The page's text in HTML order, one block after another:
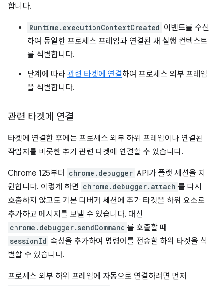
합니다.
Runtime.executionContextCreated 이벤트를 수신
하여 동일한 프로세스 프레임과 연결된 새 실행 컨텍스트
를 식별합니다.
단계에 따라 관련 타겟에 연결하여 프로세스 외부 프레임
을 식별합니다.
관련 타겟에 연결
타겟에 연결한 후에는 프로세스 외부 하위 프레임이나 연결된
작업자를 비롯한 추가 관련 타겟에 연결할 수 있습니다.
Chrome 125부터 chrome.debugger API가 플랫 세션을 지
원합니다. 이렇게 하면 chrome.debugger.attach 를 다시
호출하지 않고도 기본 디버거 세션에 추가 타겟을 하위 요소로
추가하고 메시지를 보낼 수 있습니다. 대신
chrome.debugger.sendCommand 를 호출할 때
sessionId 속성을 추가하여 명령어를 전송할 하위 타겟을 식
별할 수 있습니다.
프로세스 외부 하위 프레임에 자동으로 연결하려면 먼저